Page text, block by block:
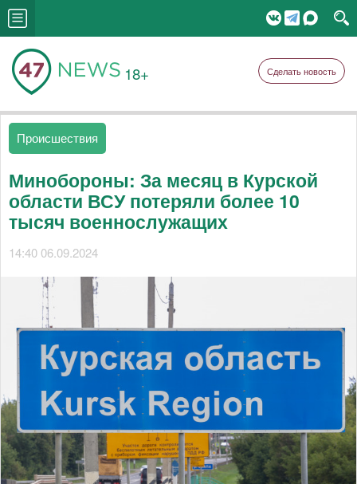
18+ Сделать новость
Происшествия
Минобороны: За месяц в Курской
области ВСУ потеряли более 10
тысяч военнослужащих
14:40 06.09.2024